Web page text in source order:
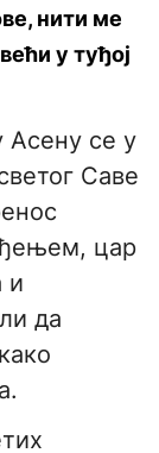
нити ме
у туђој
Асену се у
Саве
цар
и
да